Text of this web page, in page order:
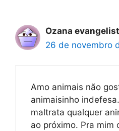
Ozana
26 de novembro
Amo animais não
animaisinho
maltrata qualquer
ao próximo. Pra mim